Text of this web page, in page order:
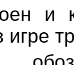
и
игре